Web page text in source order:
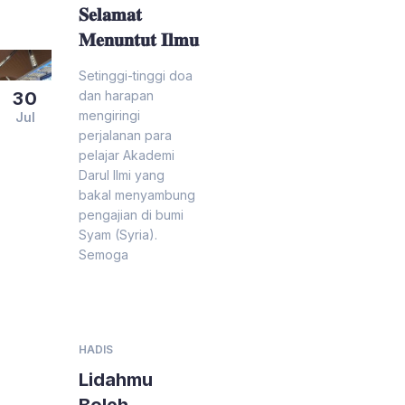
30
Jul
𝐒𝐞𝐥𝐚𝐦𝐚𝐭
𝐌𝐞𝐧𝐮𝐧𝐭𝐮𝐭 𝐈𝐥𝐦𝐮
Setinggi-tinggi doa
dan harapan
mengiringi
perjalanan para
pelajar Akademi
Darul Ilmi yang
bakal menyambung
pengajian di bumi
Syam (Syria).
Semoga
HADIS
Lidahmu